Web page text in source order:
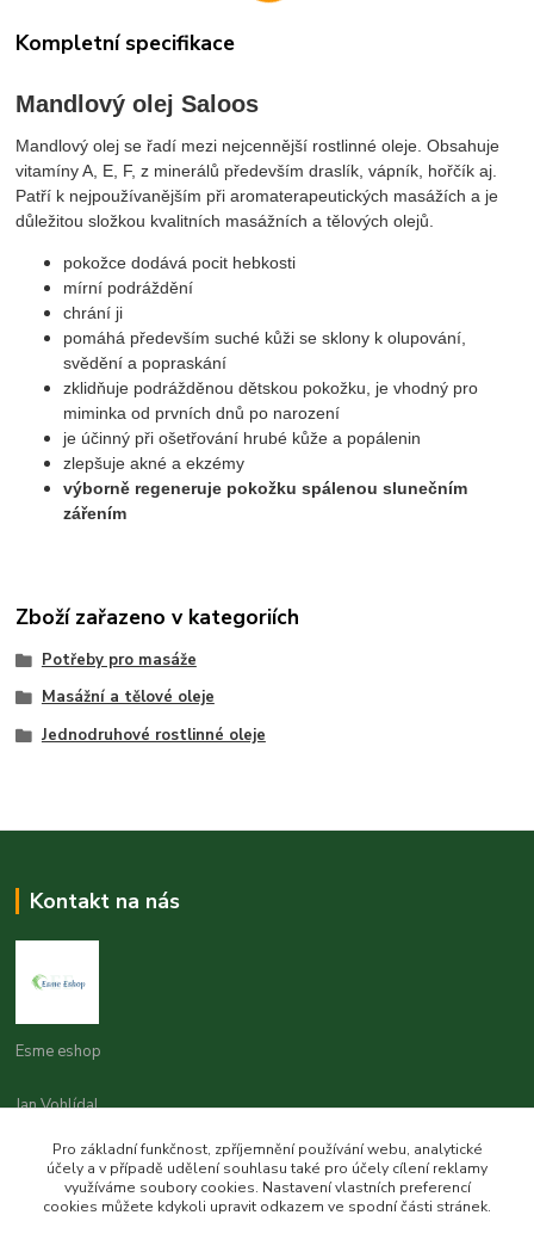
Kompletní specifikace
Mandlový olej Saloos
Mandlový olej se řadí mezi nejcennější rostlinné oleje. Obsahuje
vitamíny A, E, F, z minerálů především draslík, vápník, hořčík aj.
Patří k nejpoužívanějším při aromaterapeutických masážích a je
důležitou složkou kvalitních masážních a tělových olejů.
pokožce dodává pocit hebkosti
mírní podráždění
chrání ji
pomáhá především suché kůži se sklony k olupování,
svědění a popraskání
zklidňuje podrážděnou dětskou pokožku, je vhodný pro
miminka od prvních dnů po narození
je účinný při ošetřování hrubé kůže a popálenin
zlepšuje akné a ekzémy
výborně regeneruje pokožku spálenou slunečním
zářením
Zboží zařazeno v kategoriích
Potřeby pro masáže
Masážní a tělové oleje
Jednodruhové rostlinné oleje
Kontakt na nás
Esme eshop
Jan Vohlídal
8,00 - 20,00
objednavky@esme-eshop.cz
Pro základní funkčnost, zpříjemnění používání webu, analytické
účely a v případě udělení souhlasu také pro účely cílení reklamy
využíváme soubory cookies. Nastavení vlastních preferencí
cookies můžete kdykoli upravit odkazem ve spodní části stránek.